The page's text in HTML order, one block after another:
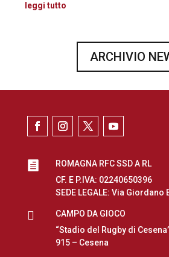
leggi tutto
ARCHIVIO

ROMAGNA RFC SSD A RL
CF. E P.IVA: 02240650396
SEDE LEGALE: Via Giordano

CAMPO DA GIOCO
“Stadio del Rugby di
915 – Cesena